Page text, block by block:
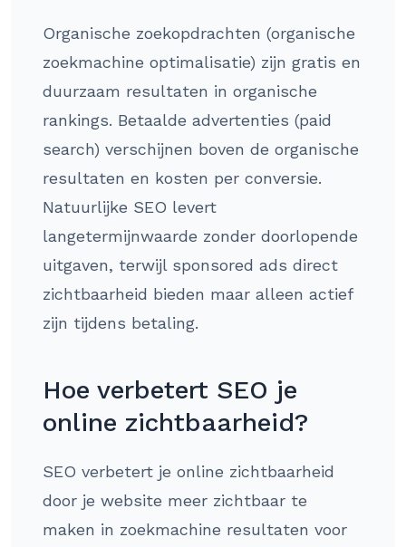
Organische zoekopdrachten (organische
zoekmachine optimalisatie) zijn gratis en
duurzaam resultaten in organische
rankings. Betaalde advertenties (paid
search) verschijnen boven de organische
resultaten en kosten per conversie.
Natuurlijke SEO levert
langetermijnwaarde zonder doorlopende
uitgaven, terwijl sponsored ads direct
zichtbaarheid bieden maar alleen actief
zijn tijdens betaling.
Hoe verbetert SEO je
online zichtbaarheid?
SEO verbetert je online zichtbaarheid
door je website meer zichtbaar te
maken in zoekmachine resultaten voor